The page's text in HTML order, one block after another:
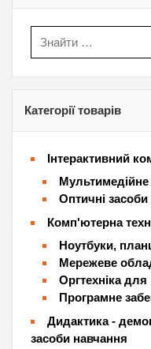
Категорії товарів
Інтерактивний
Оптичні засоби
Комп'ютерна
Ноутбуки,
Мережеве
Оргтехніка
Програмне
Дидактика -
засоби навчання